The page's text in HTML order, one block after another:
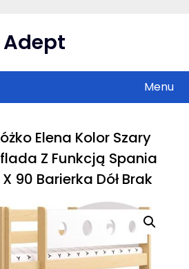
Adept
Menu
Elena Kolor Szary
Z Funkcją Spania
90 Barierka Dół Brak